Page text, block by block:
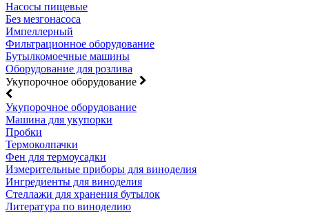
Насосы пищевые
Без мезгонасоса
Импеллерный
Фильтрационное оборудование
Бутылкомоечные машины
Оборудование для розлива
Укупорочное оборудование
Укупорочное оборудование
Машина для укупорки
Пробки
Термоколпачки
Фен для термоусадки
Измерительные приборы для виноделия
Ингредиенты для виноделия
Стеллажи для хранения бутылок
Литература по виноделию